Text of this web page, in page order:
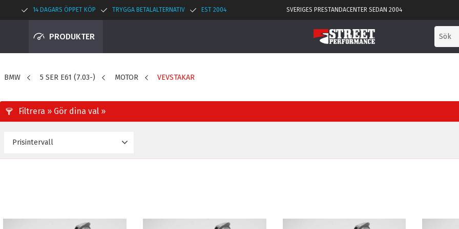
14 DAGARS ÖPPET KÖP TRYGGA BETALALTERNATIV EST 2004 SVERIGES PRESTANDACENTER SEDAN 2004
PRODUKTER
BMW 5 SER E61 (7.03-) MOTOR VEVSTAKAR
Prisintervall